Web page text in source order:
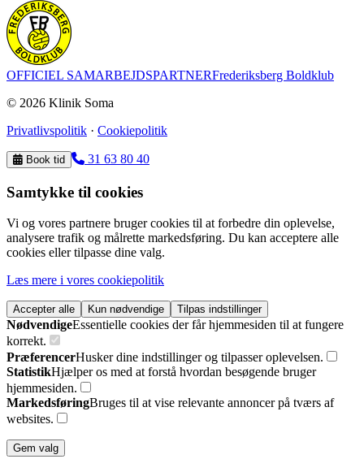
OFFICIEL SAMARBEJDSPARTNERFrederiksberg Boldklub
© 2026 Klinik Soma
Privatlivspolitik · Cookiepolitik
Book tid 31 63 80 40
Samtykke til cookies
Vi og vores partnere bruger cookies til at forbedre din oplevelse,
analysere trafik og målrette markedsføring. Du kan acceptere alle
cookies eller tilpasse dine valg.
Læs mere i vores cookiepolitik
Accepter alle Kun nødvendige Tilpas indstillinger
NødvendigeEssentielle cookies der får hjemmesiden til at fungere
korrekt.
PræferencerHusker dine indstillinger og tilpasser oplevelsen.
StatistikHjælper os med at forstå hvordan besøgende bruger
hjemmesiden.
MarkedsføringBruges til at vise relevante annoncer på tværs af
websites.
Gem valg